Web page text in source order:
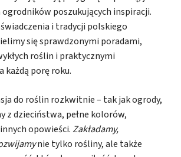
poszukujących inspiracji.
i tradycji polskiego
się sprawdzonymi poradami,
roślin i praktycznymi
każdą porę roku.
do roślin rozkwitnie – tak jak ogrody,
z dzieciństwa, pełne kolorów,
opowieści.Zakładamy,
nie tylko rośliny, ale także